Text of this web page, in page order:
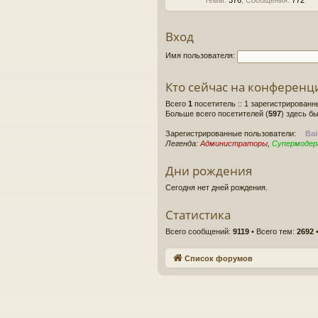
Вход
Имя пользователя:
Кто сейчас на
Всего 1 посетитель :: 1
Больше всего посетителей (597) здесь
Зарегистрированные пользователи:
Легенда: Администраторы
Дни рождения
Сегодня нет дней рождения.
Статистика
Всего сообщений: 9119 • Всего тем: 2692
Список форумов